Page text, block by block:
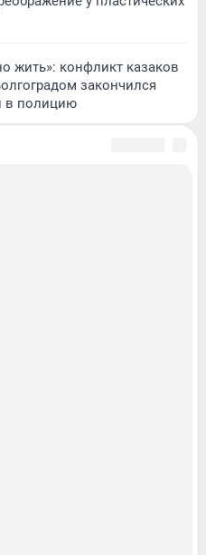
жить»: конфликт казаков
закончился
в полицию